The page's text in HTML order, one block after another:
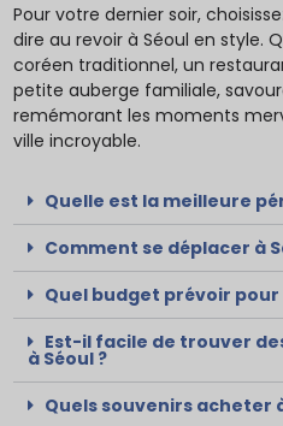
Pour votre dernier soir,
dire au revoir à Séoul en style.
coréen traditionnel, un
petite auberge familiale,
remémorant les moments
ville incroyable.
Quelle est la meilleure
Comment se déplacer à
Quel budget prévoir pour
Est-il facile de trouver
à Séoul ?
Quels souvenirs acheter